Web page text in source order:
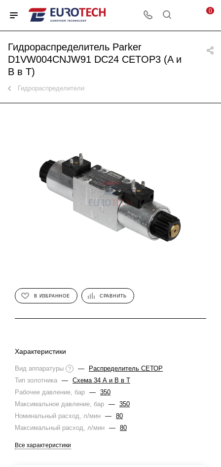
0
Гидрораспределитель Parker
D1VW004CNJW91 DC24 CETOP3 (A и
B в T)
Гидрораспределители
В ИЗБРАННОЕ СРАВНИТЬ
Характеристики
Вид аппаратуры ? —
Распределитель СЕТОР
Тип золотника — Схема 34 А и В в Т
Рабочее давление, бар — 350
Максимальное давление, бар — 350
Номинальный расход, л/мин — 80
Максимальный расход, л/мин — 80
Все характеристики